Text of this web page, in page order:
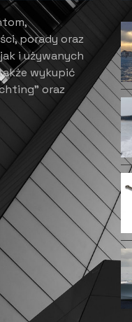
porady oraz
i używanych
wykupić
oraz